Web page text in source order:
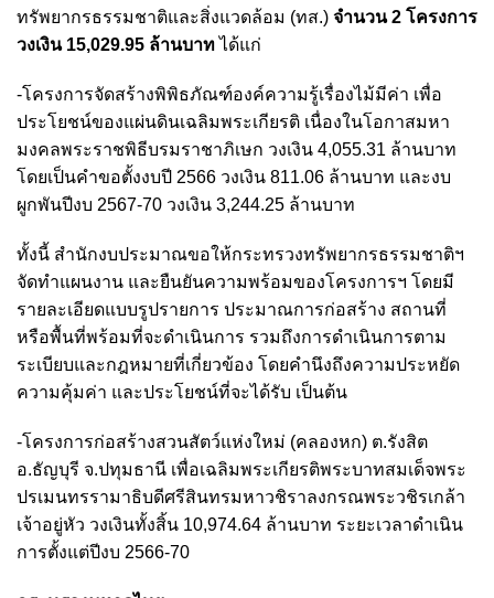
ทรัพยากรธรรมชาติและสิ่งแวดล้อม (ทส.) จำนวน 2 โครงการ
วงเงิน 15,029.95 ล้านบาทได้แก่
-โครงการจัดสร้างพิพิธภัณฑ์องค์ความรู้เรื่องไม้มีค่า เพื่อ
ประโยชน์ของแผ่นดินเฉลิมพระเกียรติ เนื่องในโอกาสมหา
มงคลพระราชพิธีบรมราชาภิเษก วงเงิน 4,055.31 ล้านบาท
โดยเป็นคำขอตั้งงบปี 2566 วงเงิน 811.06 ล้านบาท และงบ
ผูกพันปีงบ 2567-70 วงเงิน 3,244.25 ล้านบาท
ทั้งนี้ สำนักงบประมาณขอให้กระทรวงทรัพยากรธรรมชาติฯ
จัดทำแผนงาน และยืนยันความพร้อมของโครงการฯ โดยมี
รายละเอียดแบบรูปรายการ ประมาณการก่อสร้าง สถานที่
หรือพื้นที่พร้อมที่จะดำเนินการ รวมถึงการดำเนินการตาม
ระเบียบและกฎหมายที่เกี่ยวข้อง โดยคำนึงถึงความประหยัด
ความคุ้มค่า และประโยชน์ที่จะได้รับ เป็นต้น
-โครงการก่อสร้างสวนสัตว์แห่งใหม่ (คลองหก) ต.รังสิต
อ.ธัญบุรี จ.ปทุมธานี เพื่อเฉลิมพระเกียรติพระบาทสมเด็จพระ
ปรเมนทรรามาธิบดีศรีสินทรมหาวชิราลงกรณพระวชิรเกล้า
เจ้าอยู่หัว วงเงินทั้งสิ้น 10,974.64 ล้านบาท ระยะเวลาดำเนิน
การตั้งแต่ปีงบ 2566-70